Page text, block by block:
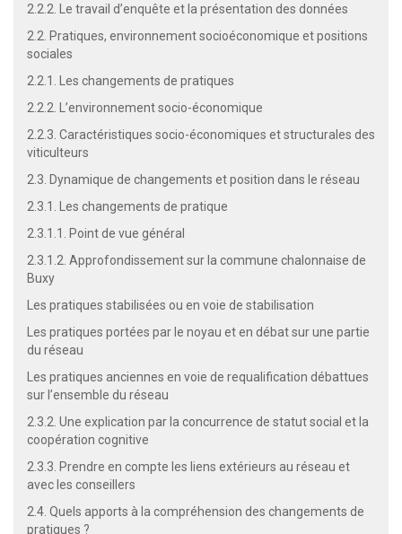
2.2.2. Le travail d’enquête et la présentation des données
2.2. Pratiques, environnement socioéconomique et positions
sociales
2.2.1. Les changements de pratiques
2.2.2. L’environnement socio-économique
2.2.3. Caractéristiques socio-économiques et structurales des
viticulteurs
2.3. Dynamique de changements et position dans le réseau
2.3.1. Les changements de pratique
2.3.1.1. Point de vue général
2.3.1.2. Approfondissement sur la commune chalonnaise de
Buxy
Les pratiques stabilisées ou en voie de stabilisation
Les pratiques portées par le noyau et en débat sur une partie
du réseau
Les pratiques anciennes en voie de requalification débattues
sur l’ensemble du réseau
2.3.2. Une explication par la concurrence de statut social et la
coopération cognitive
2.3.3. Prendre en compte les liens extérieurs au réseau et
avec les conseillers
2.4. Quels apports à la compréhension des changements de
pratiques ?